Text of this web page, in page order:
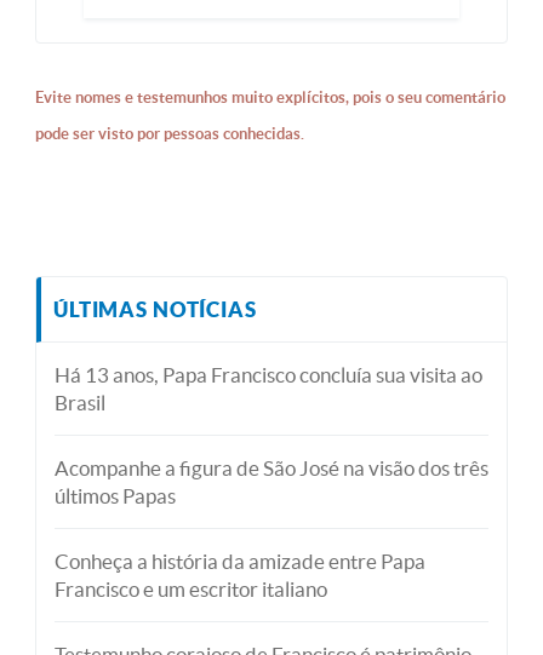
Evite nomes e testemunhos muito explícitos, pois o seu comentário
pode ser visto por pessoas conhecidas.
ÚLTIMAS NOTÍCIAS
Há 13 anos, Papa Francisco concluía sua visita ao
Brasil
Acompanhe a figura de São José na visão dos três
últimos Papas
Conheça a história da amizade entre Papa
Francisco e um escritor italiano